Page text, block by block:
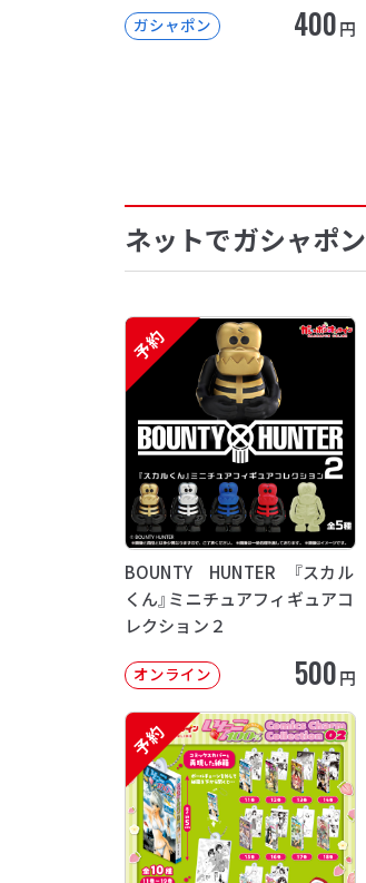
ガシャポン 400円
ネットでガシャポン
予約
BOUNTY HUNTER 『スカル
くん』ミニチュアフィギュアコ
レクション２
オンライン 500円
予約